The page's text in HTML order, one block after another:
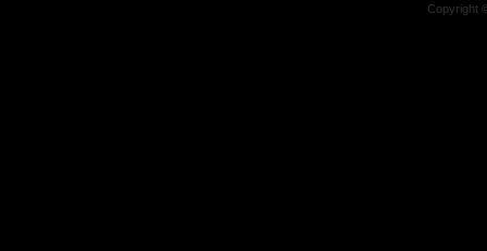
Copyright